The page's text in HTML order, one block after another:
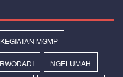
KEGIATAN MGMP
NGELUMAH